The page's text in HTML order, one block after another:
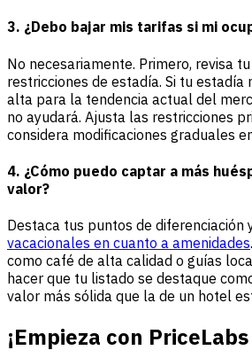
3. ¿Debo bajar mis tarifas si mi
No necesariamente. Primero, revisa
restricciones de estadía. Si tu estadía
alta para la tendencia actual del
no ayudará. Ajusta las restricciones
considera modificaciones graduales
4. ¿Cómo puedo captar a más
valor?
Destaca tus puntos de diferenciación
vacacionales en cuanto a amenidades
como café de alta calidad o guías
hacer que tu listado se destaque
valor más sólida que la de un hotel
¡Empieza con